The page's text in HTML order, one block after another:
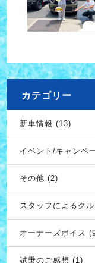
カテゴリー
新車情報 (13)
イベント/キャンペ
その他 (2)
スタッフによるク
オーナーズボイス
試乗のご感想 (1)